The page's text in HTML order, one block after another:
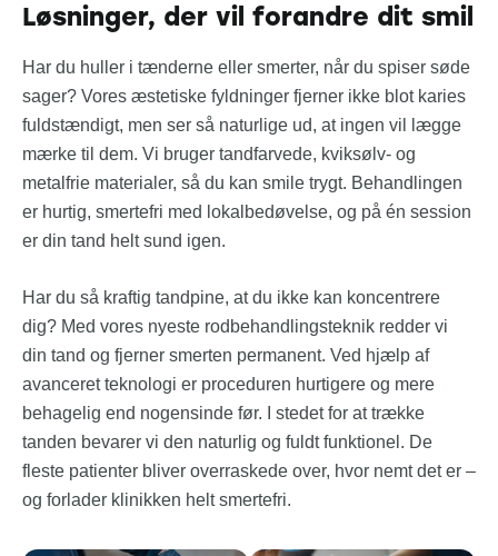
Løsninger, der vil forandre dit smil
Har du huller i tænderne eller smerter, når du spiser søde
sager? Vores æstetiske fyldninger fjerner ikke blot karies
fuldstændigt, men ser så naturlige ud, at ingen vil lægge
mærke til dem. Vi bruger tandfarvede, kviksølv- og
metalfrie materialer, så du kan smile trygt. Behandlingen
er hurtig, smertefri med lokalbedøvelse, og på én session
er din tand helt sund igen.
Har du så kraftig tandpine, at du ikke kan koncentrere
dig? Med vores nyeste rodbehandlingsteknik redder vi
din tand og fjerner smerten permanent. Ved hjælp af
avanceret teknologi er proceduren hurtigere og mere
behagelig end nogensinde før. I stedet for at trække
tanden bevarer vi den naturlig og fuldt funktionel. De
fleste patienter bliver overraskede over, hvor nemt det er –
og forlader klinikken helt smertefri.